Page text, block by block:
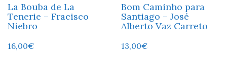
La Bouba de La
Tenerie – Fracisco
Niebro
16,00€
Bom Caminho para
Santiago – José
Alberto Vaz Carreto
13,00€